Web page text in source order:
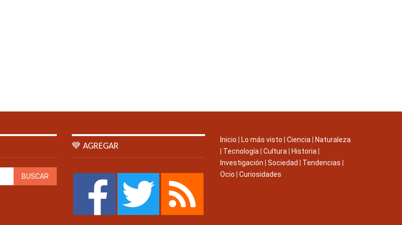
💙 AGREGAR
Inicio Lo más visto Ciencia
Naturaleza
Tecnología Cultura Historia
Investigación
Sociedad Tendencias
Ocio
Curiosidades